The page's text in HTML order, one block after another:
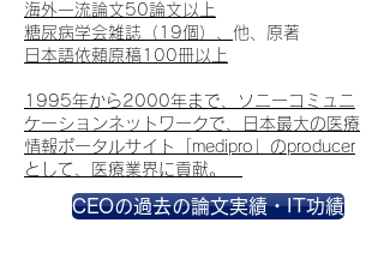
海外一流論文50論文以上
糖尿病学会雑誌（19個）、 他、原著
日本語依頼原稿100冊以上
1995年から2000年まで、ソニーコミュニ
ケーションネットワークで、日本最大の医療
情報ポータルサイト「medipro」のproducer
として、医療業界に貢献。
CEOの過去の論文実績・IT功績